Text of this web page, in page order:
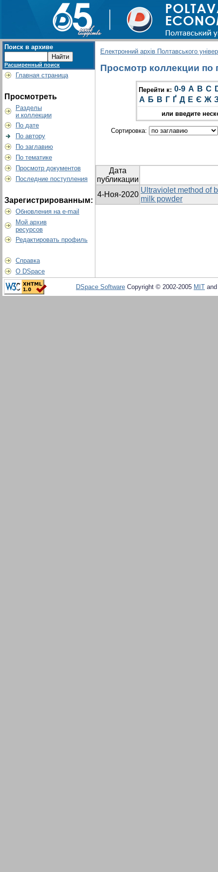
Поиск в архиве
Расширенный поиск
Главная страница
Просмотреть
Разделы
и коллекции
По дате
По автору
По заглавию
По тематике
Просмотр документов
Последние поступления
Зарегистрированным:
Обновления на e-mail
Мой архив
ресурсов
Редактировать профиль
Справка
О DSpace
Електронний архів Полтавського
Просмотр коллекции по
Перейти к: 0-9 A B C
А Б В Г Ґ Д Е Є Ж
или введите
Сортировка:
Дата
публикации
4-Ноя-2020
Ultraviolet method of
milk powder
DSpace Software Copyright © 2002-2005 MIT